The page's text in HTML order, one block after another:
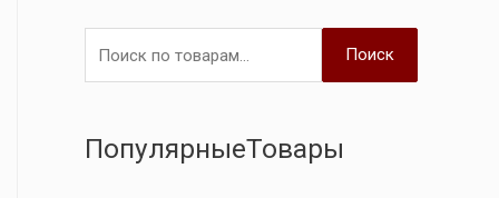
Поиск
ПопулярныеТовары